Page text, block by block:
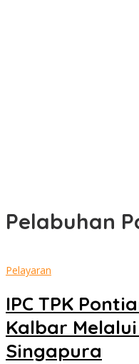
Pelabuhan
Pelayaran
IPC TPK
Kalbar
Singapura